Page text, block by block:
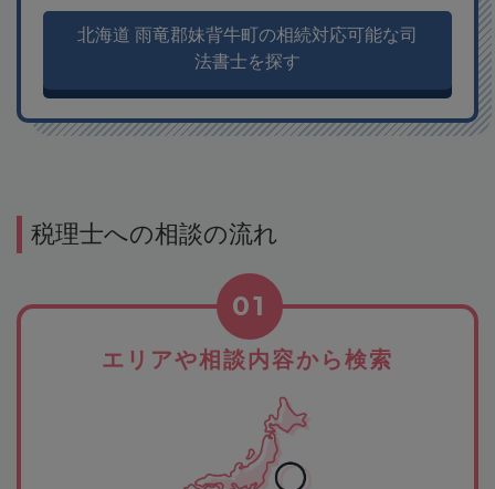
北海道 雨竜郡妹背牛町の相続対応可能な司
法書士を探す
税理士への相談の流れ
エリアや相談内容から検索
01